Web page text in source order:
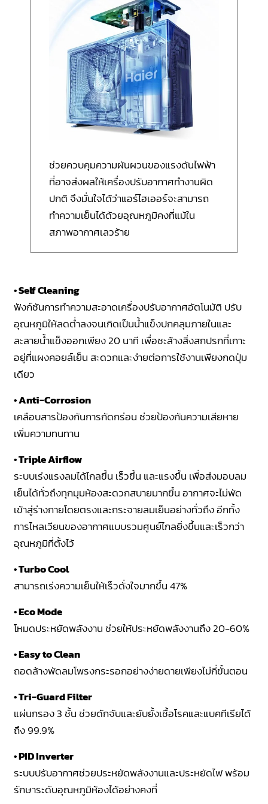
ช่วยควบคุมความผันผวนของแรงดันไฟฟ้า
ที่อาจส่งผลให้เครื่องปรับอากาศทำงานผิด
ปกติ จึงมั่นใจได้ว่าแอร์ไฮเออร์จะสามารถ
ทำความเย็นได้ด้วยอุณหภูมิคงที่แม้ใน
สภาพอากาศเลวร้าย
• Self Cleaning
ฟังก์ชันการทำความสะอาดเครื่องปรับอากาศอัตโนมัติ ปรับ
อุณหภูมิให้ลดต่ำลงจนเกิดเป็นน้ำแข็งปกคลุมภายในและ
ละลายน้ำแข็งออกเพียง 20 นาที เพื่อชะล้างสิ่งสกปรกที่เกาะ
อยู่ที่แผงคอยล์เย็น สะดวกและง่ายต่อการใช้งานเพียงกดปุ่ม
เดียว
• Anti-Corrosion
เคลือบสารป้องกันการกัดกร่อน ช่วยป้องกันความเสียหาย
เพิ่มความทนทาน
• Triple Airflow
ระบบเร่งแรงลมได้ไกลขึ้น เร็วขึ้น และแรงขึ้น เพื่อส่งมอบลม
เย็นได้ทั่วถึงทุกมุมห้องสะดวกสบายมากขึ้น อากาศจะไม่พัด
เข้าสู่ร่างกายโดยตรงและกระจายลมเย็นอย่างทั่วถึง อีกทั้ง
การไหลเวียนของอากาศแบบรวมศูนย์ไกลยิ่งขึ้นและเร็วกว่า
อุณหภูมิที่ตั้งไว้
• Turbo Cool
สามารถเร่งความเย็นให้เร็วดั่งใจมากขึ้น 47%
• Eco Mode
โหมดประหยัดพลังงาน ช่วยให้ประหยัดพลังงานถึง 20-60%
• Easy to Clean
ถอดล้างพัดลมโพรงกระรอกอย่างง่ายดายเพียงไม่กี่ขั้นตอน
• Tri-Guard Filter
แผ่นกรอง 3 ชั้น ช่วยดักจับและยับยั้งเชื้อโรคและแบคทีเรียได้
ถึง 99.9%
• PID Inverter
ระบบปรับอากาศช่วยประหยัดพลังงานและประหยัดไฟ พร้อม
รักษาระดับอุณหภูมิห้องได้อย่างคงที่